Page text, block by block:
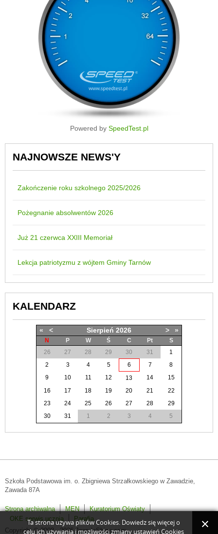
Powered by SpeedTest.pl
NAJNOWSZE NEWS'Y
Zakończenie roku szkolnego 2025/2026
Pożegnanie absolwentów 2026
Już 21 czerwca XXIII Memoriał
Lekcja patriotyzmu z wójtem Gminy Tarnów
KALENDARZ
« < Sierpień 2026 > »
N P W Ś C Pt
S
26
27 28 29 30 31
1
2
3 4 5 6 7
8
9
10 11 12 13 14
15
16
17 18 19 20 21
22
23
24 25 26 27 28
29
30
31 1 2 3 4 5
Szkoła Podstawowa im. o. Zbigniewa Strzałkowskiego w Zawadzie,
Zawada 87A
Strona archiwalna MEN
Kuratorium Oświaty
OKE serwis ucznia
Parafia
Copyright © 2008 - 2026 JoomlaShine.com.
Ta strona używa plików Cookies. Dowiedz się więcej o
celu ich używania i możliwości zmiany ustawień Cookies